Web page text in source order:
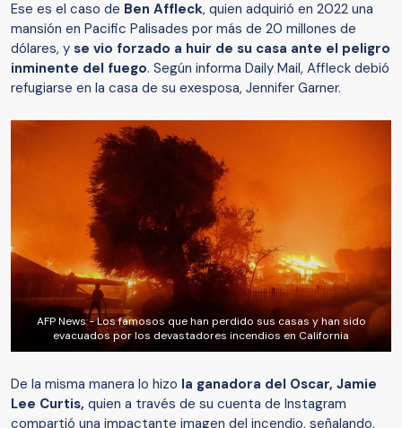
Ese es el caso de Ben Affleck, quien adquirió en 2022 una
mansión en Pacific Palisades por más de 20 millones de
dólares, y se vio forzado a huir de su casa ante el peligro
inminente del fuego. Según informa Daily Mail, Affleck debió
refugiarse en la casa de su exesposa, Jennifer Garner.
AFP News - Los famosos que han perdido sus casas y han sido
evacuados por los devastadores incendios en California
De la misma manera lo hizo la ganadora del Oscar, Jamie
Lee Curtis, quien a través de su cuenta de Instagram
compartió una impactante imagen del incendio, señalando,